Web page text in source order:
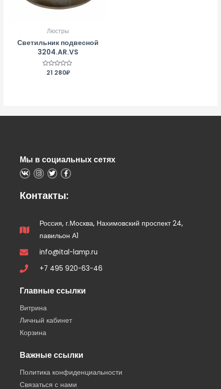
Люстры
Светильник подвесной
3204.AR.VS
Оценка
21 280₽
Мы в социальных сетях
Контакты:
Россия, г.Москва, Нахимовский проспект 24,
павильон А1
info@ital-lamp.ru
+7 495 920-63-46
Главные ссылки
Витрина
Личный кабинет
Корзина
Важные ссылки
Политика конфиденциальности
Связаться с нами